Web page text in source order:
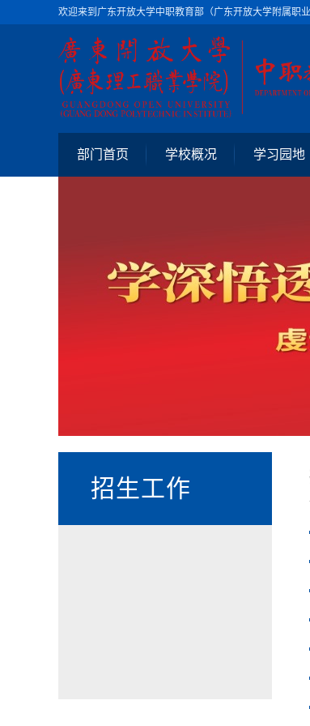
欢迎来到广东开放大学中职教育部（广东开放大学附属职业
部门首页 学校概况 学习园地
招生工作